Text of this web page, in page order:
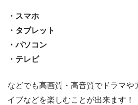
・スマホ
・タブレット
・パソコン
・テレビ
などでも高画質・高音質でドラマや
イブなどを楽しむことが出来ます！